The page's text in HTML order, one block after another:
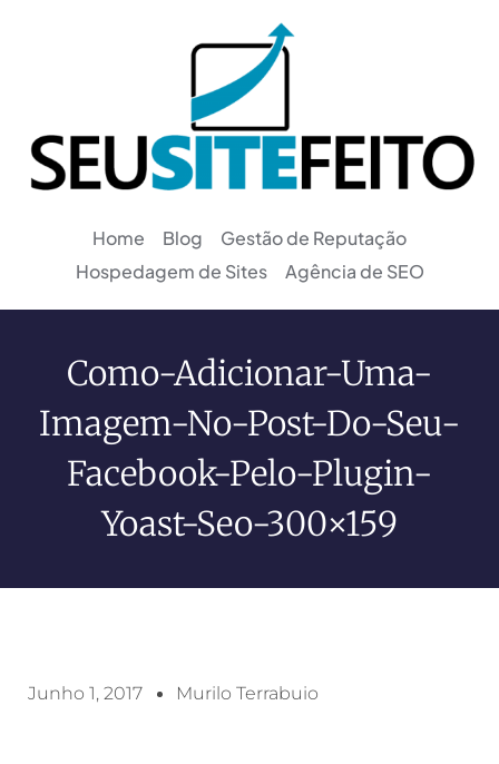
Home Blog
Gestão de Reputação
Hospedagem de Sites
Agência de SEO
Como-Adicionar-Uma-
Imagem-No-Post-Do-Seu-
Facebook-Pelo-Plugin-
Yoast-Seo-300×159
Junho 1, 2017 Murilo Terrabuio